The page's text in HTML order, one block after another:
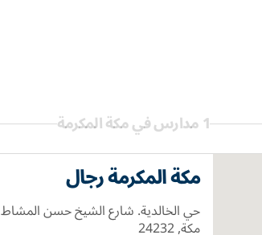
1 مدارس في مكة المكرمة
مكة المكرمة رجال
حي الخالدية. شارع الشيخ حسن المشاط
مكة, 24232